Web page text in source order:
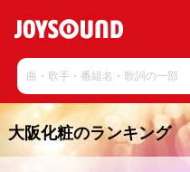
大阪化粧のランキング